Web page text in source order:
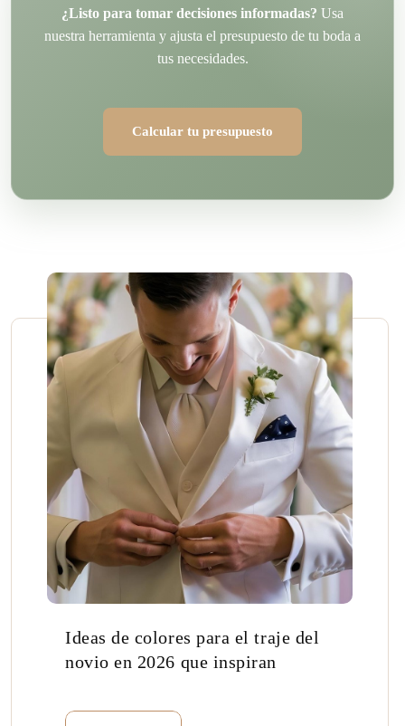
¿Listo para tomar decisiones informadas? Usa
nuestra herramienta y ajusta el presupuesto de tu boda a
tus necesidades.
Calcular tu presupuesto
Ideas de colores para el traje del
novio en 2026 que inspiran